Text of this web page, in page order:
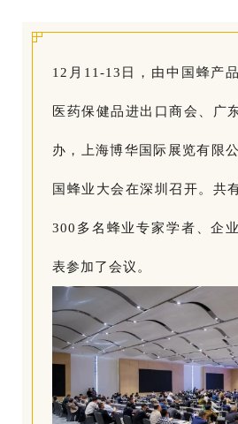
12月11-13日，由中国蜂产
医药保健品进出口商会、广
办，上海博华国际展览有限
国蜂业大会在深圳召开。共
300多名蜂业专家学者、企
表参加了会议。